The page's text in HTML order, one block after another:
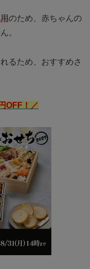
のため、赤ちゃんの
。
るため、おすすめさ
OFF！／